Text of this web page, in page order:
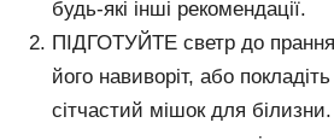
будь-які інші рекомендації.
ПІДГОТУЙТЕ светр до
його навиворіт, або
сітчастий мішок для